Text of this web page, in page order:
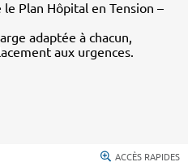
Plan Hôpital en Tension –
adaptée à chacun,
aux urgences.
ACCÈS RAPIDES